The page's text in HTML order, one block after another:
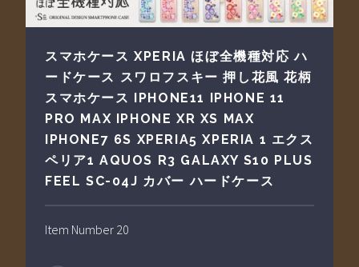
スマホケース XPERIA ほぼ全機種対応 ハ
ードケース スワロフスキー 押し花風 花柄
スマホケース IPHONE11 IPHONE 11
PRO MAX IPHONE XR XS MAX
IPHONE7 6S XPERIA5 XPERIA 1 エクス
ペリア1 AQUOS R3 GALAXY S10 PLUS
FEEL SC-04J カバー ハードケース
Item Number 20